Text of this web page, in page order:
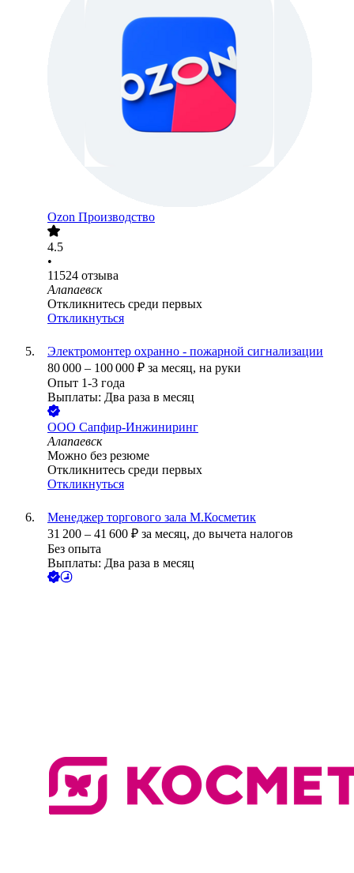
Ozon Производство
4.5
•
11524 отзыва
Алапаевск
Откликнитесь среди первых
Откликнуться
Электромонтер охранно - пожарной сигнализации
80 000 – 100 000 ₽ за месяц, на руки
Опыт 1-3 года
Выплаты: Два раза в месяц
ООО Сапфир-Инжиниринг
Алапаевск
Можно без резюме
Откликнитесь среди первых
Откликнуться
Менеджер торгового зала М.Косметик
31 200 – 41 600 ₽ за месяц, до вычета налогов
Без опыта
Выплаты: Два раза в месяц